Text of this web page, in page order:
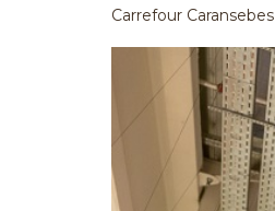
Carrefour Caransebes